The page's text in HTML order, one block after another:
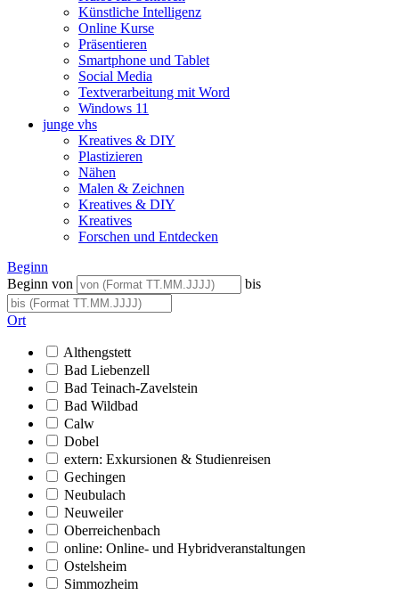
Künstliche Intelligenz
Online Kurse
Präsentieren
Smartphone und Tablet
Social Media
Textverarbeitung mit Word
Windows 11
junge vhs
Kreatives & DIY
Plastizieren
Nähen
Malen & Zeichnen
Kreatives & DIY
Kreatives
Forschen und Entdecken
Beginn
Beginn von
bis
Ort
Althengstett
Bad Liebenzell
Bad Teinach-Zavelstein
Bad Wildbad
Calw
Dobel
extern: Exkursionen & Studienreisen
Gechingen
Neubulach
Neuweiler
Oberreichenbach
online: Online- und Hybridveranstaltungen
Ostelsheim
Simmozheim